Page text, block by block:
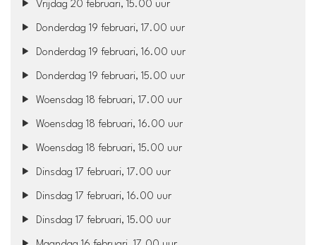
Vrijdag 20 februari, 15.00 uur
Donderdag 19 februari, 17.00 uur
Donderdag 19 februari, 16.00 uur
Donderdag 19 februari, 15.00 uur
Woensdag 18 februari, 17.00 uur
Woensdag 18 februari, 16.00 uur
Woensdag 18 februari, 15.00 uur
Dinsdag 17 februari, 17.00 uur
Dinsdag 17 februari, 16.00 uur
Dinsdag 17 februari, 15.00 uur